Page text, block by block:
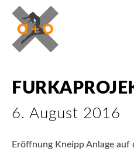
6. August 2016
Eröffnung Kneipp Anlage auf